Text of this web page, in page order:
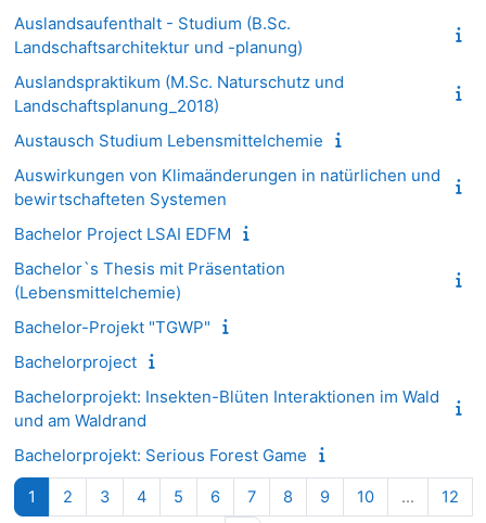
Auslandsaufenthalt - Studium (B.Sc.
Landschaftsarchitektur und -planung)
Auslandspraktikum (M.Sc. Naturschutz und
Landschaftsplanung_2018)
Austausch Studium Lebensmittelchemie
Auswirkungen von Klimaänderungen in natürlichen und
bewirtschafteten Systemen
Bachelor Project LSAI EDFM
Bachelor`s Thesis mit Präsentation
(Lebensmittelchemie)
Bachelor-Projekt "TGWP"
Bachelorproject
Bachelorprojekt: Insekten-Blüten Interaktionen im Wald
und am Waldrand
Bachelorprojekt: Serious Forest Game
1 Seite 1
2Seite 2
3Seite 3
4Seite 4
5Seite 5
6Seite 6
7Seite 7
8Seite 8
9Seite 9
10Seite 10
… 12